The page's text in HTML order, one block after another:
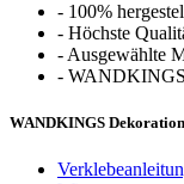
- 100%
- Höchste
- Ausgewählte
- WANDKINGS
WANDKINGS Dekoration